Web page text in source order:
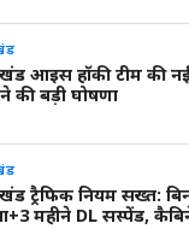
आइस हॉकी टीम की
की बड़ी घोषणा
ट्रैफिक नियम सख्त:
महीने DL सस्पेंड,